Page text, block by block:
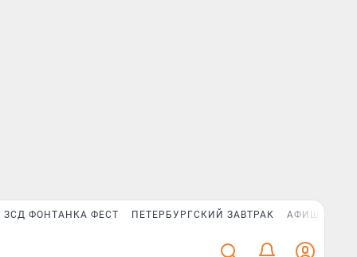
ЗСД ФОНТАНКА ФЕСТ ПЕТЕРБУРГСКИЙ ЗАВТРАК АФИША PLUS